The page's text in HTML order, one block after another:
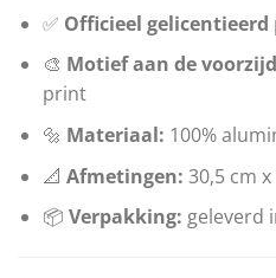
✅ Officieel gelicentieerd
🎨 Motief aan de
print
🔩 Materiaal: 100%
📐 Afmetingen: 30,5 cm
📦 Verpakking: geleverd